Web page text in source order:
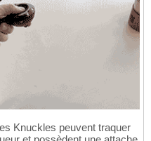
Knuckles peuvent traquer